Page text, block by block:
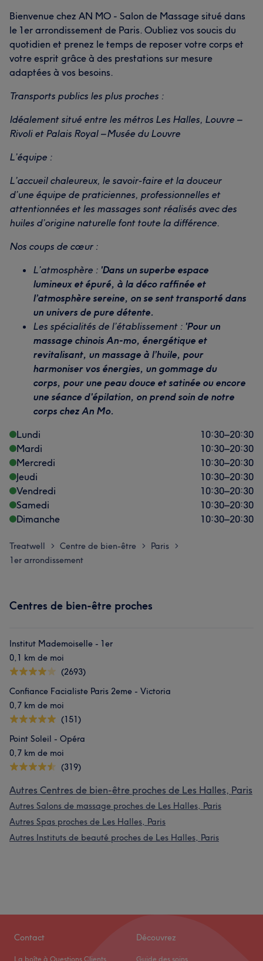
Bienvenue chez AN MO - Salon de Massage situé dans
le 1er arrondissement de Paris. Oubliez vos soucis du
quotidien et prenez le temps de reposer votre corps et
votre esprit grâce à des prestations sur mesure
adaptées à vos besoins.
Transports publics les plus proches :
Idéalement situé entre les métros Les Halles, Louvre –
Rivoli et Palais Royal – Musée du Louvre
L’équipe :
L’accueil chaleureux, le savoir-faire et la douceur
d’une équipe de praticiennes, professionnelles et
attentionnées et les massages sont réalisés avec des
huiles d’origine naturelle font toute la différence.
Nos coups de cœur :
L’atmosphère : 'Dans un superbe espace
lumineux et épuré, à la déco raffinée et
l’atmosphère sereine, on se sent transporté dans
un univers de pure détente.
Les spécialités de l’établissement : 'Pour un
massage chinois An-mo, énergétique et
revitalisant, un massage à l’huile, pour
harmoniser vos énergies, un gommage du
corps, pour une peau douce et satinée ou encore
une séance d'épilation, on prend soin de notre
corps chez An Mo.
Lundi
10:30–20:30
Mardi
10:30–20:30
Mercredi
10:30–20:30
Jeudi
10:30–20:30
Vendredi
10:30–20:30
Samedi
10:30–20:30
Dimanche
10:30–20:30
Treatwell > Centre de bien-être > Paris >
1er arrondissement
Centres de bien-être proches
Institut Mademoiselle - 1er
0,1 km de moi
(2693)
Confiance Facialiste Paris 2eme - Victoria
0,7 km de moi
(151)
Point Soleil - Opéra
0,7 km de moi
(319)
Autres Centres de bien-être proches de Les Halles, Paris
Autres Salons de massage proches de Les Halles, Paris
Autres Spas proches de Les Halles, Paris
Autres Instituts de beauté proches de Les Halles, Paris
Contact
La boîte à Questions Clients
Découvrez
Guide des soins